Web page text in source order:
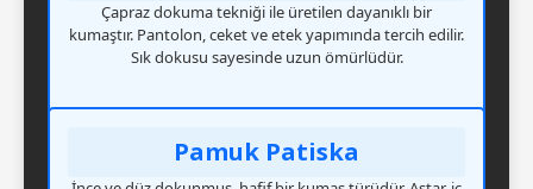
Çapraz dokuma tekniği ile üretilen dayanıklı bir
kumaştır. Pantolon, ceket ve etek yapımında tercih edilir.
Sık dokusu sayesinde uzun ömürlüdür.
Pamuk Patiska